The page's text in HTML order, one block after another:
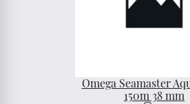
Omega Seamaster
150m 38 mm